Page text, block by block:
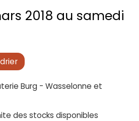
2018 au samedi
Burg - Wasselonne et
des stocks disponibles